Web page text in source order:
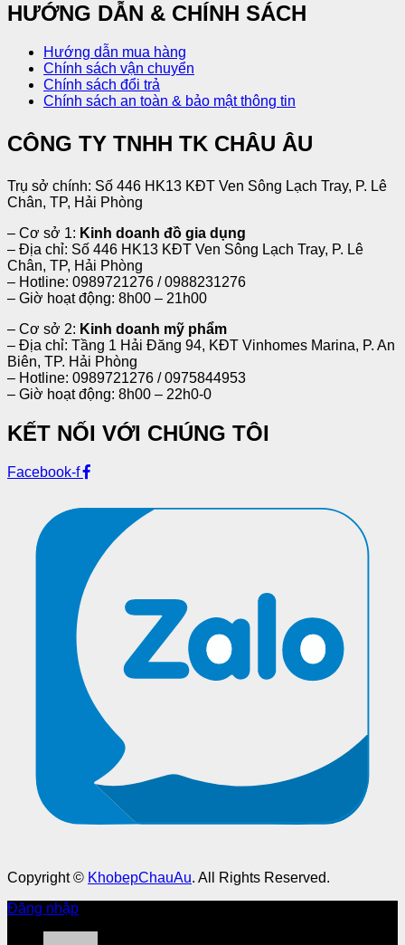
HƯỚNG DẪN & CHÍNH SÁCH
Hướng dẫn mua hàng
Chính sách vận chuyển
Chính sách đổi trả
Chính sách an toàn & bảo mật thông tin
CÔNG TY TNHH TK CHÂU ÂU
Trụ sở chính: Số 446 HK13 KĐT Ven Sông Lạch Tray, P. Lê
Chân, TP, Hải Phòng
– Cơ sở 1: Kinh doanh đồ gia dụng
– Địa chỉ: Số 446 HK13 KĐT Ven Sông Lạch Tray, P. Lê
Chân, TP, Hải Phòng
– Hotline: 0989721276 / 0988231276
– Giờ hoạt động: 8h00 – 21h00
– Cơ sở 2: Kinh doanh mỹ phẩm
– Địa chỉ: Tầng 1 Hải Đăng 94, KĐT Vinhomes Marina, P. An
Biên, TP. Hải Phòng
– Hotline: 0989721276 / 0975844953
– Giờ hoạt động: 8h00 – 22h0-0
KẾT NỐI VỚI CHÚNG TÔI
Facebook-f
Copyright © KhobepChauAu. All Rights Reserved.
Đăng nhập